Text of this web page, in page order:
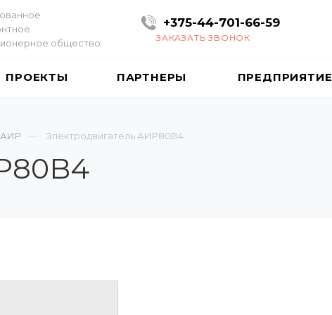
общество
+375-44-701-66-59
ЗАКАЗАТЬ ЗВОНОК
ПРОЕКТЫ ПАРТНЕРЫ ПРЕДПРИЯТИЕ
АИР Электродвигатель АИР80B4